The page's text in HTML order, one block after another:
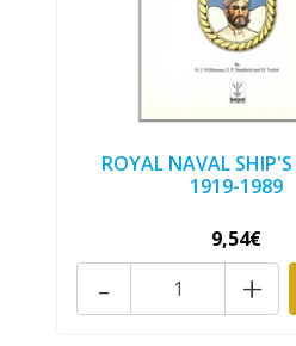
ROYAL NAVAL SHIP'S
1919-1989
9,54€
+
-